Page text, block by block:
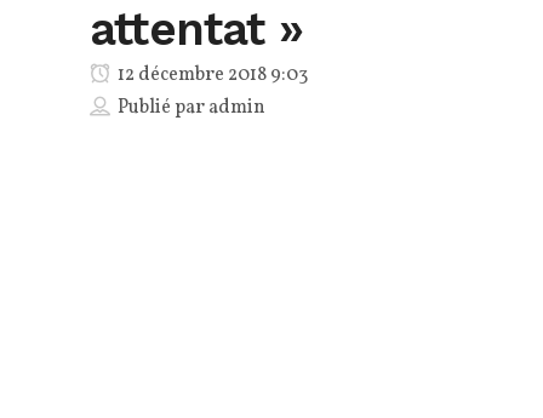
attentat »
12 décembre 2018 9:03
Publié paradmin